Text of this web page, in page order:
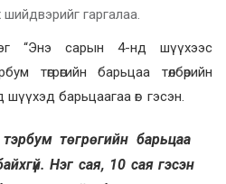
гаргалаа.
“Энэ сарын 4-нд шүүхээс
төгрөгийн барьцаа төлбөрийн
барьцаагаа өг гэсэн.
төгрөгийн барьцаа
Нэг сая, 10 сая гэсэн